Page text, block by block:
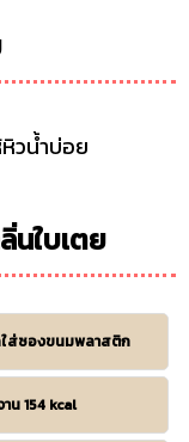
วน้ำบ่อย
นใบเตย
ส่ซองขนมพลาสติก
น 154 kcal